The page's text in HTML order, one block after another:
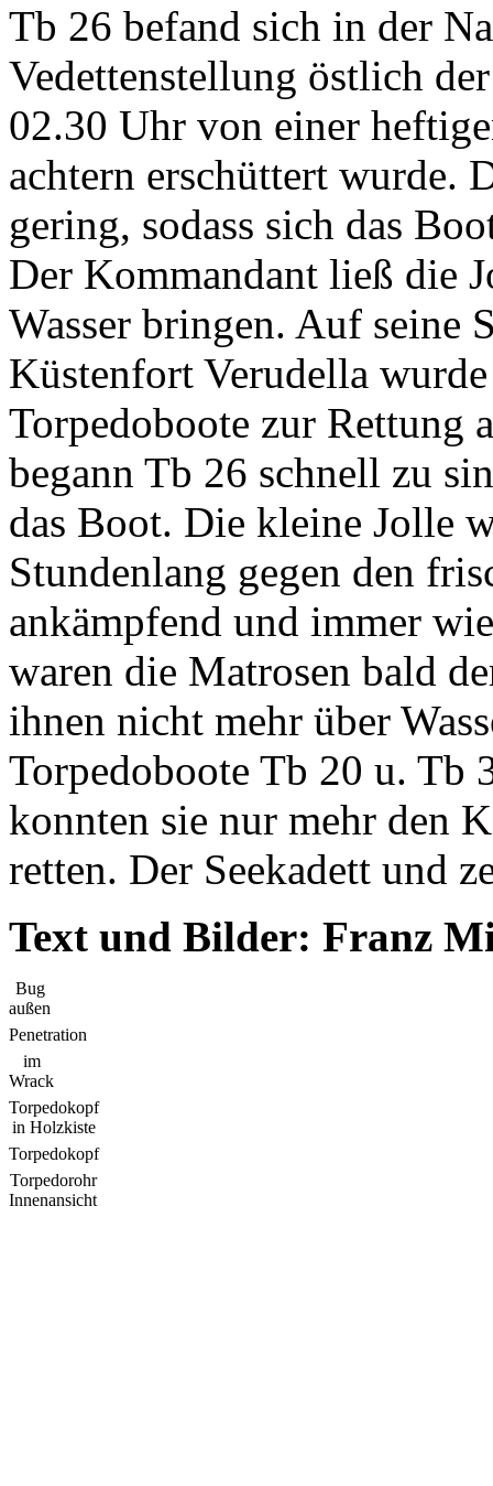
Tb 26 befand sich in der
Vedettenstellung östlich
02.30 Uhr von einer
achtern erschüttert wurde.
gering, sodass sich das
Der Kommandant ließ die
Wasser bringen. Auf seine
Küstenfort Verudella
Torpedoboote zur Rettung
begann Tb 26 schnell zu
das Boot. Die kleine Jolle
Stundenlang gegen den
ankämpfend und immer
waren die Matrosen bald
ihnen nicht mehr über
Torpedoboote Tb 20 u. Tb
konnten sie nur mehr den
retten. Der Seekadett und
Text und Bilder: Franz
Bug
außen
Penetration
im
Wrack
Torpedokopf
in Holzkiste
Torpedokopf
Torpedorohr
Innenansicht